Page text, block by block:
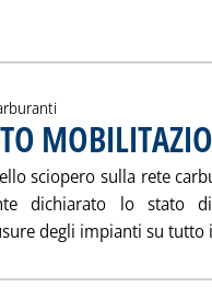
sciopero sulla rete
dichiarato lo stato
degli impianti su